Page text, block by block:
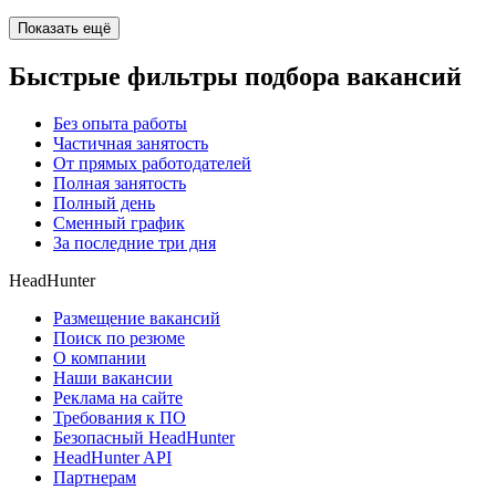
Показать ещё
Быстрые фильтры подбора вакансий
Без опыта работы
Частичная занятость
От прямых работодателей
Полная занятость
Полный день
Сменный график
За последние три дня
HeadHunter
Размещение вакансий
Поиск по резюме
О компании
Наши вакансии
Реклама на сайте
Требования к ПО
Безопасный HeadHunter
HeadHunter API
Партнерам